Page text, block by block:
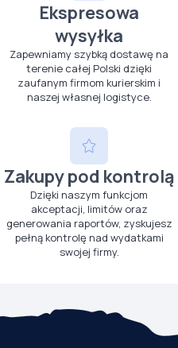
Ekspresowa
wysyłka
Zapewniamy szybką dostawę na
terenie całej Polski dzięki
zaufanym firmom kurierskim i
naszej własnej logistyce.
Zakupy pod kontrolą
Dzięki naszym funkcjom
akceptacji, limitów oraz
generowania raportów, zyskujesz
pełną kontrolę nad wydatkami
swojej firmy.